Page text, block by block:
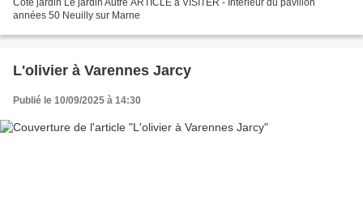
Coté jardin Le jardin Autre ARTICLE à VISITER - Intérieur du pavillon
années 50 Neuilly sur Marne
L'olivier à Varennes Jarcy
Publié le 10/09/2025 à 14:30